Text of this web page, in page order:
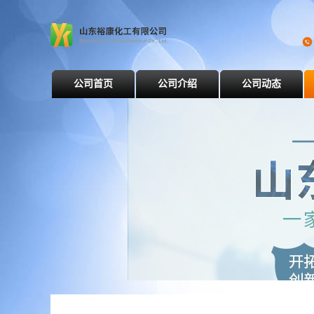
公司首页 公司介绍 公司动态